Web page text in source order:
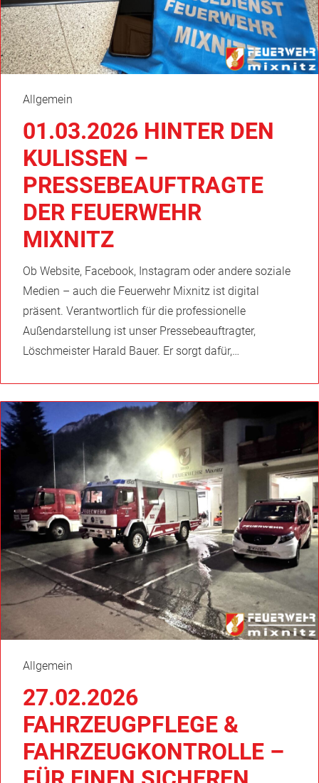
Allgemein
01.03.2026 HINTER DEN
KULISSEN –
PRESSEBEAUFTRAGTE
DER FEUERWEHR
MIXNITZ
Ob Website, Facebook, Instagram oder andere soziale
Medien – auch die Feuerwehr Mixnitz ist digital
präsent. Verantwortlich für die professionelle
Außendarstellung ist unser Pressebeauftragter,
Löschmeister Harald Bauer. Er sorgt dafür,…
Allgemein
27.02.2026
FAHRZEUGPFLEGE &
FAHRZEUGKONTROLLE –